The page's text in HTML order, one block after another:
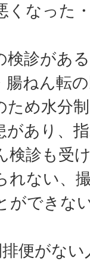
くなった
検診があ
腸ねん転
ため水分
があり、
検診も受
れない、
ができな
便がない